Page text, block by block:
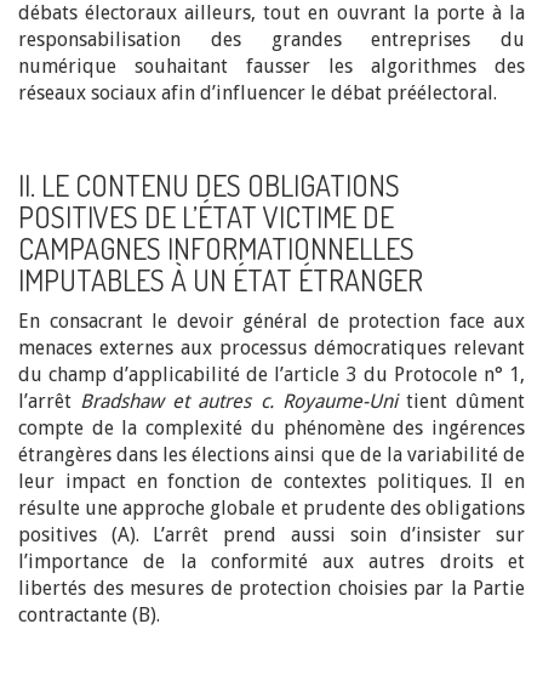
débats électoraux ailleurs, tout en ouvrant la porte à la
responsabilisation des grandes entreprises du
numérique souhaitant fausser les algorithmes des
réseaux sociaux afin d’influencer le débat préélectoral.
II. LE CONTENU DES OBLIGATIONS
POSITIVES DE L’ÉTAT VICTIME DE
CAMPAGNES INFORMATIONNELLES
IMPUTABLES À UN ÉTAT ÉTRANGER
En consacrant le devoir général de protection face aux
menaces externes aux processus démocratiques relevant
du champ d’applicabilité de l’article 3 du Protocole n° 1,
l’arrêt Bradshaw et autres c. Royaume-Unitient dûment
compte de la complexité du phénomène des ingérences
étrangères dans les élections ainsi que de la variabilité de
leur impact en fonction de contextes politiques. Il en
résulte une approche globale et prudente des obligations
positives (A). L’arrêt prend aussi soin d’insister sur
l’importance de la conformité aux autres droits et
libertés des mesures de protection choisies par la Partie
contractante (B).